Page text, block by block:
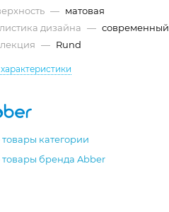
— матовая
дизайна — современный
— Rund
товары категории
товары бренда Abber